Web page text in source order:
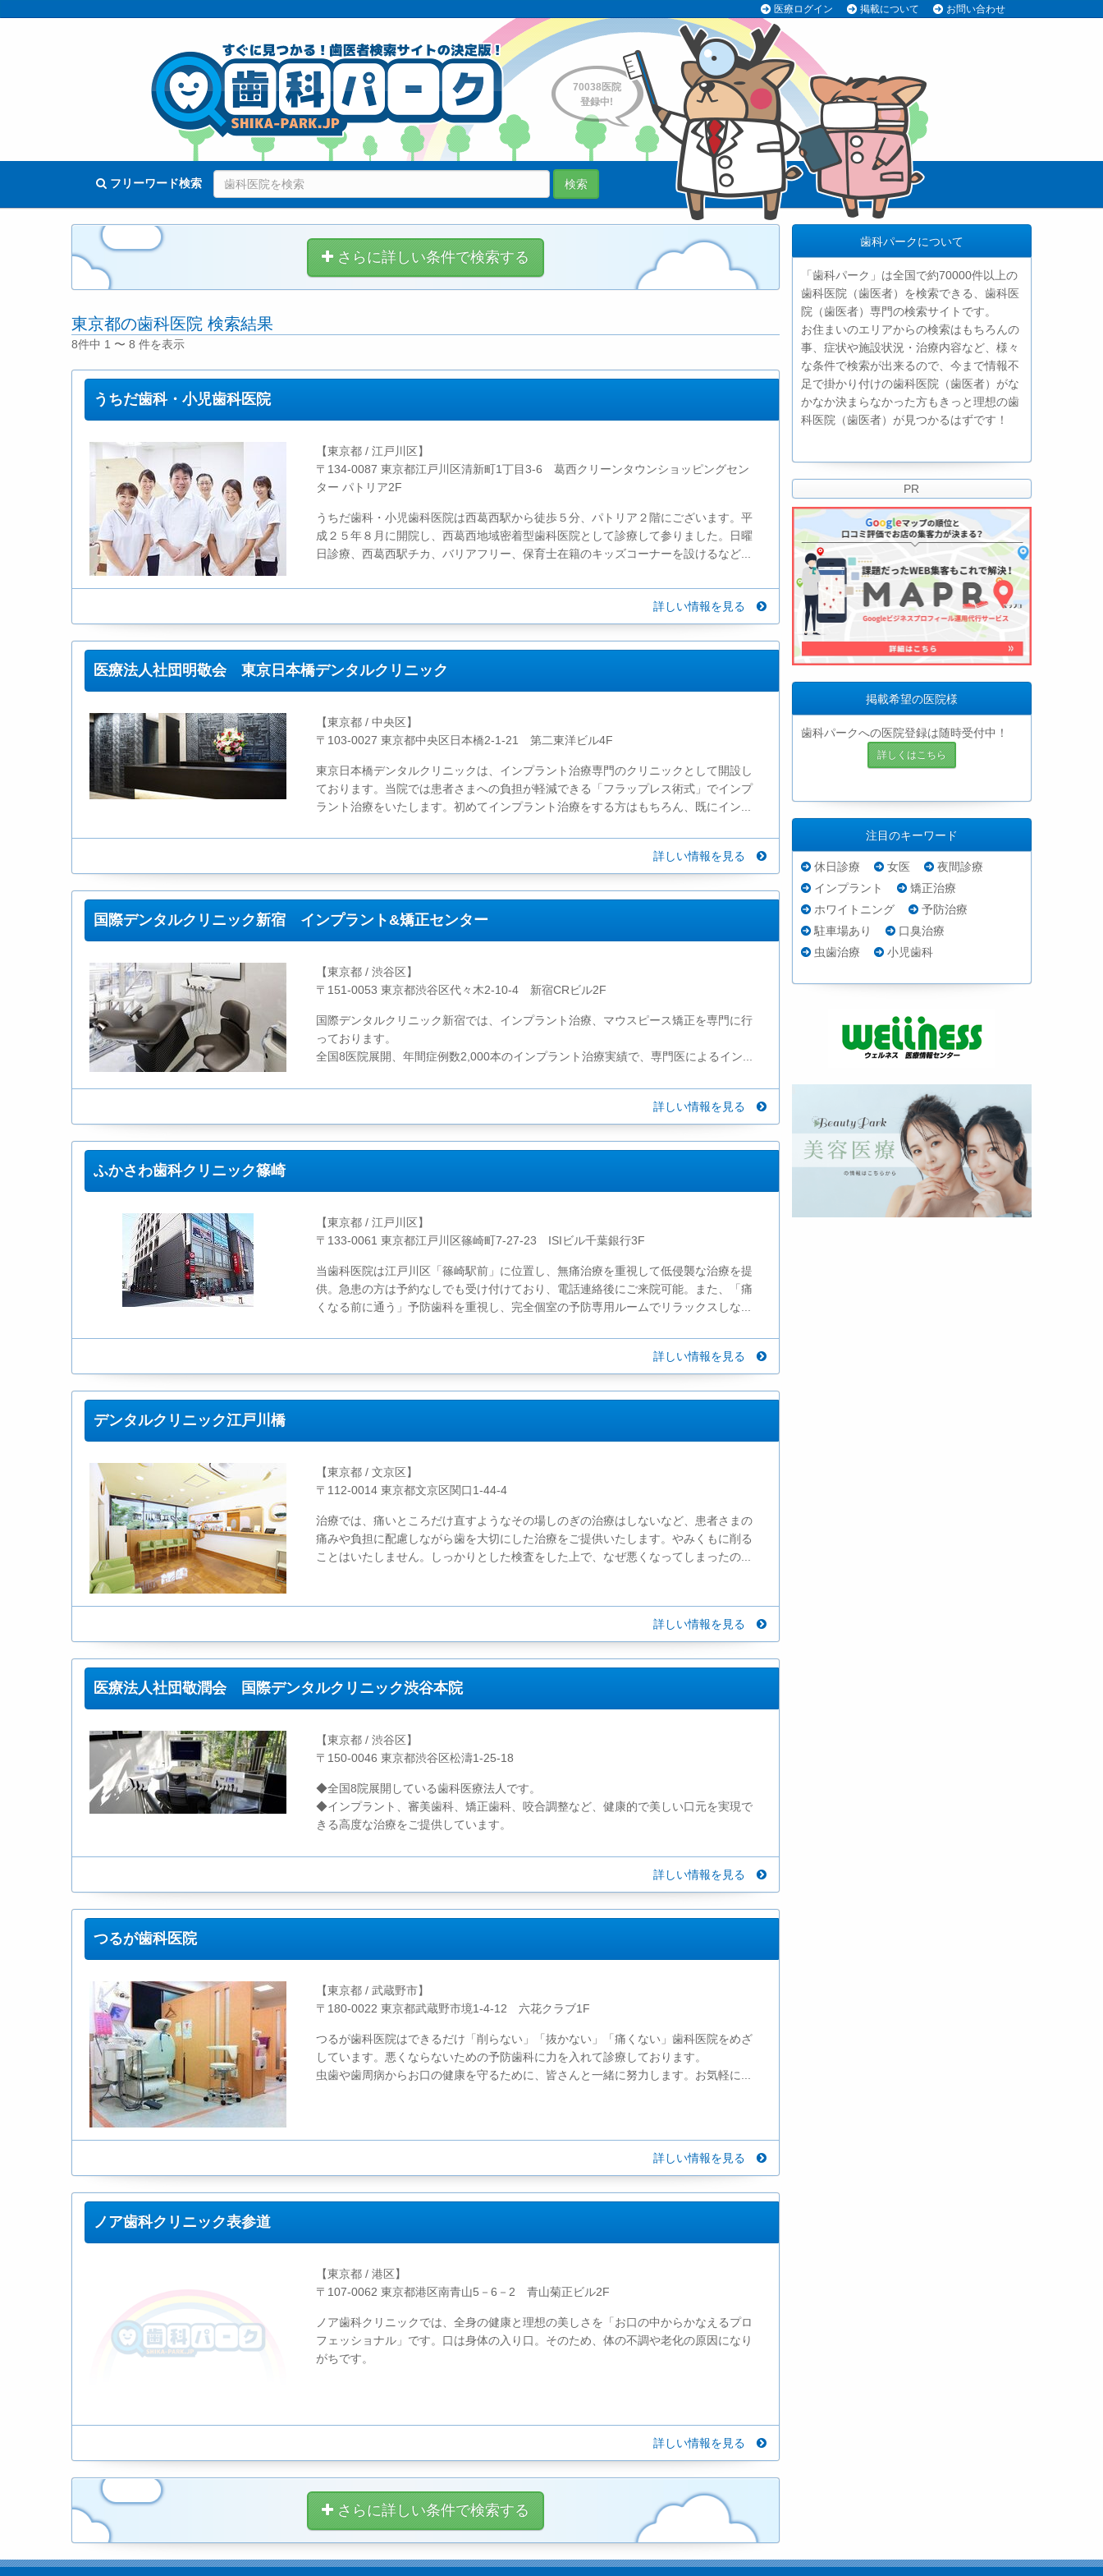
医療ログイン 掲載について お問い合わせ
70038医院
登録中!
フリーワード検索 検索
さらに詳しい条件で検索する
東京都の歯科医院 検索結果
8件中 1 〜 8 件を表示
うちだ歯科・小児歯科医院
【東京都 / 江戸川区】
〒134-0087 東京都江戸川区清新町1丁目3-6 葛西クリーンタウンショッピングセン
ター パトリア2F
うちだ歯科・小児歯科医院は西葛西駅から徒歩５分、パトリア２階にございます。平
成２５年８月に開院し、西葛西地域密着型歯科医院として診療して参りました。日曜
日診療、西葛西駅チカ、バリアフリー、保育士在籍のキッズコーナーを設けるなど...
詳しい情報を見る
医療法人社団明敬会 東京日本橋デンタルクリニック
【東京都 / 中央区】
〒103-0027 東京都中央区日本橋2-1-21 第二東洋ビル4F
東京日本橋デンタルクリニックは、インプラント治療専門のクリニックとして開設し
ております。当院では患者さまへの負担が軽減できる「フラップレス術式」でインプ
ラント治療をいたします。初めてインプラント治療をする方はもちろん、既にイン...
詳しい情報を見る
国際デンタルクリニック新宿 インプラント&矯正センター
【東京都 / 渋谷区】
〒151-0053 東京都渋谷区代々木2-10-4 新宿CRビル2F
国際デンタルクリニック新宿では、インプラント治療、マウスピース矯正を専門に行
っております。
全国8医院展開、年間症例数2,000本のインプラント治療実績で、専門医によるイン...
詳しい情報を見る
ふかさわ歯科クリニック篠崎
【東京都 / 江戸川区】
〒133-0061 東京都江戸川区篠崎町7-27-23 ISIビル千葉銀行3F
当歯科医院は江戸川区「篠崎駅前」に位置し、無痛治療を重視して低侵襲な治療を提
供。急患の方は予約なしでも受け付けており、電話連絡後にご来院可能。また、「痛
くなる前に通う」予防歯科を重視し、完全個室の予防専用ルームでリラックスしな...
詳しい情報を見る
デンタルクリニック江戸川橋
【東京都 / 文京区】
〒112-0014 東京都文京区関口1-44-4
治療では、痛いところだけ直すようなその場しのぎの治療はしないなど、患者さまの
痛みや負担に配慮しながら歯を大切にした治療をご提供いたします。やみくもに削る
ことはいたしません。しっかりとした検査をした上で、なぜ悪くなってしまったの...
詳しい情報を見る
医療法人社団敬潤会 国際デンタルクリニック渋谷本院
【東京都 / 渋谷区】
〒150-0046 東京都渋谷区松濤1-25-18
◆全国8院展開している歯科医療法人です。
◆インプラント、審美歯科、矯正歯科、咬合調整など、健康的で美しい口元を実現で
きる高度な治療をご提供しています。
詳しい情報を見る
つるが歯科医院
【東京都 / 武蔵野市】
〒180-0022 東京都武蔵野市境1-4-12 六花クラブ1F
つるが歯科医院はできるだけ「削らない」「抜かない」「痛くない」歯科医院をめざ
しています。悪くならないための予防歯科に力を入れて診療しております。
虫歯や歯周病からお口の健康を守るために、皆さんと一緒に努力します。お気軽に...
詳しい情報を見る
ノア歯科クリニック表参道
【東京都 / 港区】
〒107-0062 東京都港区南青山5－6－2 青山菊正ビル2F
ノア歯科クリニックでは、全身の健康と理想の美しさを「お口の中からかなえるプロ
フェッショナル」です。口は身体の入り口。そのため、体の不調や老化の原因になり
がちです。
詳しい情報を見る
さらに詳しい条件で検索する
歯科パークについて
「歯科パーク」は全国で約70000件以上の
歯科医院（歯医者）を検索できる、歯科医
院（歯医者）専門の検索サイトです。
お住まいのエリアからの検索はもちろんの
事、症状や施設状況・治療内容など、様々
な条件で検索が出来るので、今まで情報不
足で掛かり付けの歯科医院（歯医者）がな
かなか決まらなかった方もきっと理想の歯
科医院（歯医者）が見つかるはずです！
PR
掲載希望の医院様
歯科パークへの医院登録は随時受付中！
詳しくはこちら
注目のキーワード
休日診療 女医
夜間診療
インプラント
矯正治療
ホワイトニング
予防治療
駐車場あり
口臭治療
虫歯治療
小児歯科